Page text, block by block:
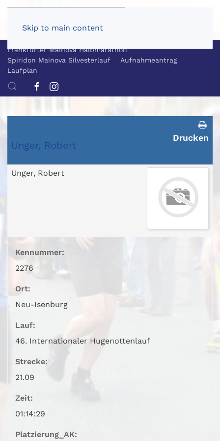
Skip to main content
Frankfurter Mainova Halbmarathon
Spiridon Mainova Silvesterlauf
Aufnahmeantrag
Laufplan
Drucken
Unger, Robert
Unger, Robert
Kennummer:
2276
Ort:
Neu-Isenburg
Lauf:
46. Internationaler Hugenottenlauf
Strecke:
21.09
Zeit:
01:14:29
Platzierung_AK: